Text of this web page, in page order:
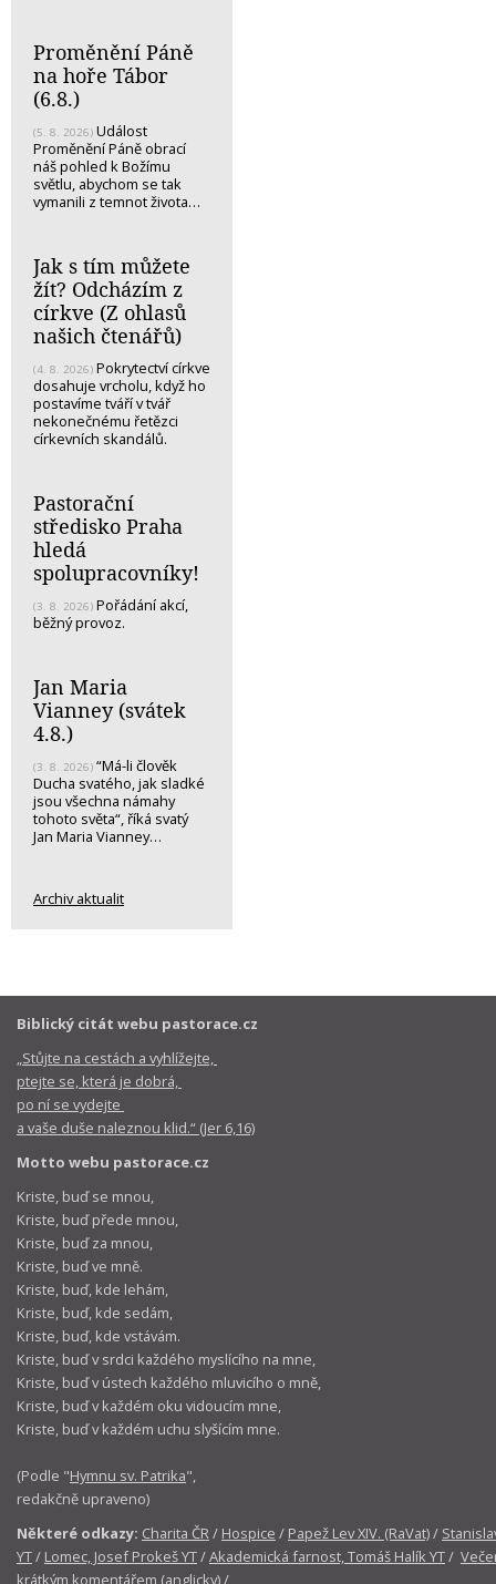
Proměnění Páně
na hoře Tábor
(6.8.)
(5. 8. 2026) Událost
Proměnění Páně obrací
náš pohled k Božímu
světlu, abychom se tak
vymanili z temnot života…
Jak s tím můžete
žít? Odcházím z
církve (Z ohlasů
našich čtenářů)
(4. 8. 2026) Pokrytectví církve
dosahuje vrcholu, když ho
postavíme tváří v tvář
nekonečnému řetězci
církevních skandálů.
Pastorační
středisko Praha
hledá
spolupracovníky!
(3. 8. 2026) Pořádání akcí,
běžný provoz.
Jan Maria
Vianney (svátek
4.8.)
(3. 8. 2026) “Má-li člověk
Ducha svatého, jak sladké
jsou všechna námahy
tohoto světa“, říká svatý
Jan Maria Vianney…
Archiv aktualit
Biblický citát webu pastorace.cz
„Stůjte na cestách a vyhlížejte,
ptejte se, která je dobrá,
po ní se vydejte
a vaše duše naleznou klid.“ (Jer 6,16)
Motto webu pastorace.cz
Kriste, buď se mnou,
Kriste, buď přede mnou,
Kriste, buď za mnou,
Kriste, buď ve mně.
Kriste, buď, kde lehám,
Kriste, buď, kde sedám,
Kriste, buď, kde vstávám.
Kriste, buď v srdci každého myslícího na mne,
Kriste, buď v ústech každého mluvicího o mně,
Kriste, buď v každém oku vidoucím mne,
Kriste, buď v každém uchu slyšícím mne.
(Podle "Hymnu sv. Patrika",
redakčně upraveno)
Některé odkazy: Charita ČR/ Hospice / Papež Lev XIV. (RaVat)/
YT/ Lomec, Josef Prokeš YT/Akademická farnost, Tomáš Halík YT/
krátkým komentářem (anglicky)/